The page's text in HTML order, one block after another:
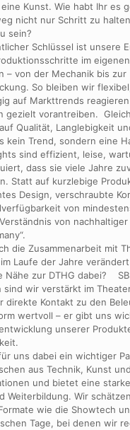
Kunst. Wie habt Ihr es
nicht nur Schritt zu
sein?
Schlüssel ist unsere
im
– von der Mechanik bis zur
So bleiben wir
auf Markttrends
gezielt vorantreiben.
Qualität, Langlebigkeit
kein Trend, sondern eine
sind effizient, leise,
dass sie viele Jahre
Statt auf kurzlebige
Design, verschraubte
von
von
die Zusammenarbeit mit
Laufe der Jahre
Nähe zur DTHG dabei?
sind wir verstärkt im
direkte Kontakt zu den
wertvoll – er gibt uns
unserer
uns dabei ein wichtiger
aus Technik, Kunst
und bietet eine
Weiterbildung. Wir
wie die Showtech
Tage, bei denen wir